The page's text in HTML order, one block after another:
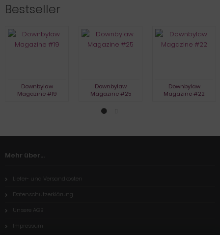
Bestseller
Downbylaw
Magazine #19
Downbylaw
Magazine #25
Downbylaw
Magazine #22
Mehr über...
Liefer- und Versandkosten
Datenschutzerklärung
Unsere AGB
Impressum